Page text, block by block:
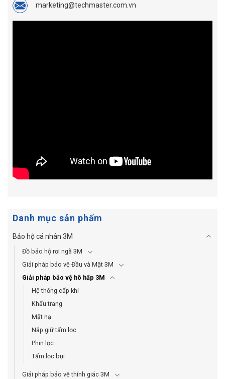
marketing@techmaster.com.vn
Danh mục sản phẩm
Bảo hộ cá nhân 3M
Đồ bảo hộ rơi ngã 3M
Giải pháp bảo vệ Đầu và Mặt 3M
Giải pháp bảo vệ hô hấp 3M
Hệ thống cấp khí
Khẩu trang
Mặt nạ
Nắp giữ tấm lọc
Phin lọc
Tấm lọc bụi
Giải pháp bảo vệ thính giác 3M